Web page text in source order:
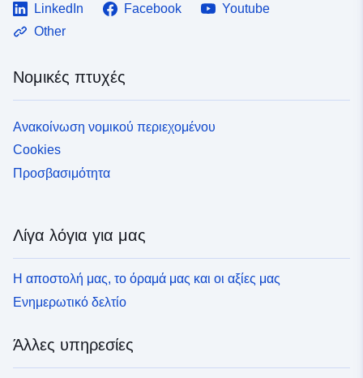
LinkedIn Facebook
Youtube
Other
Νομικές πτυχές
Ανακοίνωση νομικού περιεχομένου
Cookies
Προσβασιμότητα
Λίγα λόγια για μας
Η αποστολή μας, το όραμά μας και οι αξίες μας
Ενημερωτικό δελτίο
Άλλες υπηρεσίες